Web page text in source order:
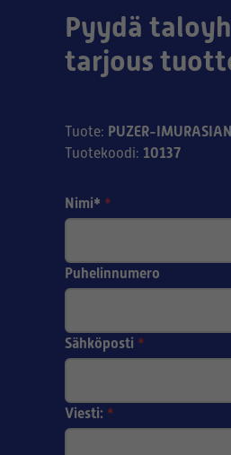
Pyydä
tarjous
Tuote: PUZER-
Tuotekoodi: 10137
Nimi* *
Puhelinnumero
Sähköposti *
Viesti: *